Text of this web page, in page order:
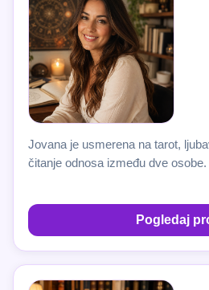
Jovana je usmerena na tarot,
čitanje odnosa između dve osobe.
Pogledaj